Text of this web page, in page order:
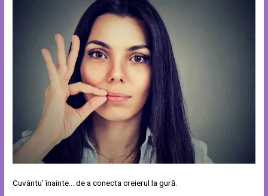
Cuvântu’ înainte… de a conecta creierul la gură.